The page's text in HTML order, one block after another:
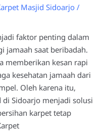
Masjid Sidoarjo/
faktor penting dalam
jamaah saat beribadah.
memberikan kesan rapi
kesehatan jamaah dari
Oleh karena itu,
Sidoarjo menjadi solusi
karpet tetap